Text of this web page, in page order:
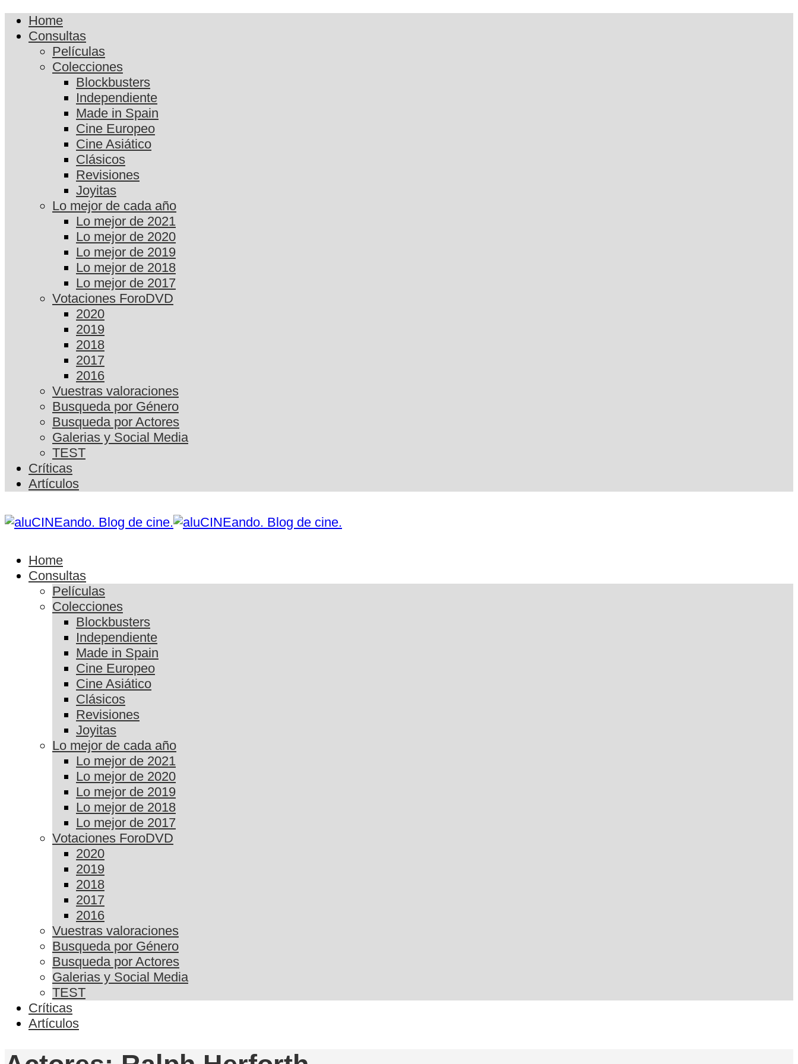
Home
Consultas
Películas
Colecciones
Blockbusters
Independiente
Made in Spain
Cine Europeo
Cine Asiático
Clásicos
Revisiones
Joyitas
Lo mejor de cada año
Lo mejor de 2021
Lo mejor de 2020
Lo mejor de 2019
Lo mejor de 2018
Lo mejor de 2017
Votaciones ForoDVD
2020
2019
2018
2017
2016
Vuestras valoraciones
Busqueda por Género
Busqueda por Actores
Galerias y Social Media
TEST
Críticas
Artículos
Home
Consultas
Películas
Colecciones
Blockbusters
Independiente
Made in Spain
Cine Europeo
Cine Asiático
Clásicos
Revisiones
Joyitas
Lo mejor de cada año
Lo mejor de 2021
Lo mejor de 2020
Lo mejor de 2019
Lo mejor de 2018
Lo mejor de 2017
Votaciones ForoDVD
2020
2019
2018
2017
2016
Vuestras valoraciones
Busqueda por Género
Busqueda por Actores
Galerias y Social Media
TEST
Críticas
Artículos